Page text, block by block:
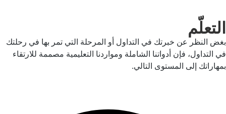
التعلّم
بغض النظر عن خبرتك في التداول أو المرحلة التي تمر بها في رحلتك
في التداول، فإن أدواتنا الشاملة ومواردنا التعليمية مصممة للارتقاء
بمهاراتك إلى المستوى التالي.